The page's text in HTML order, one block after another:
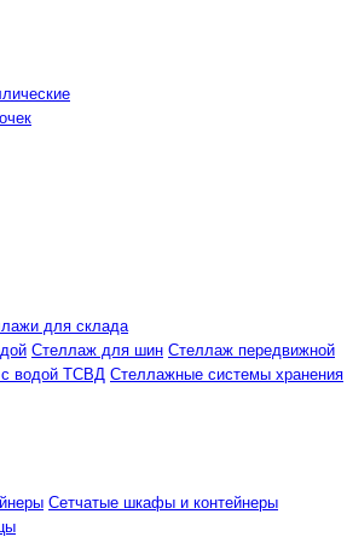
для склада
Стеллаж для шин Стеллаж передвижной
с водой ТСВД Стеллажные системы хранения
Сетчатые шкафы и контейнеры